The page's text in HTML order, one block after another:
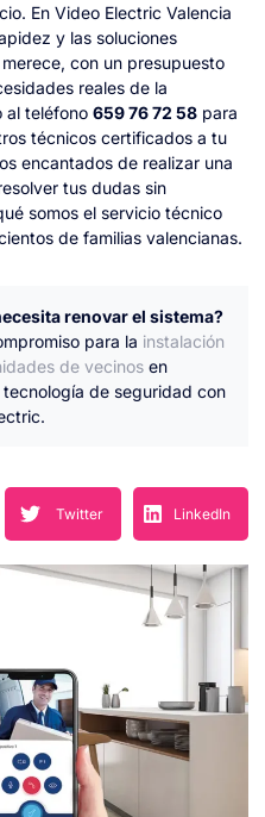
En Video Electric Valencia
y las soluciones
con un presupuesto
reales de la
al teléfono 659 76 72 58 para
técnicos certificados a tu
encantados de realizar una
tus dudas sin
somos el servicio técnico
de familias valencianas.
renovar el sistema?
para la instalación
de vecinos en
de seguridad con
Twitter LinkedIn